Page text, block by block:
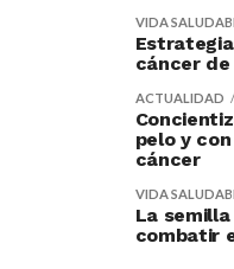
VIDA
cáncer de
ACTUALIDAD
pelo y
cáncer
VIDA
La
combatir